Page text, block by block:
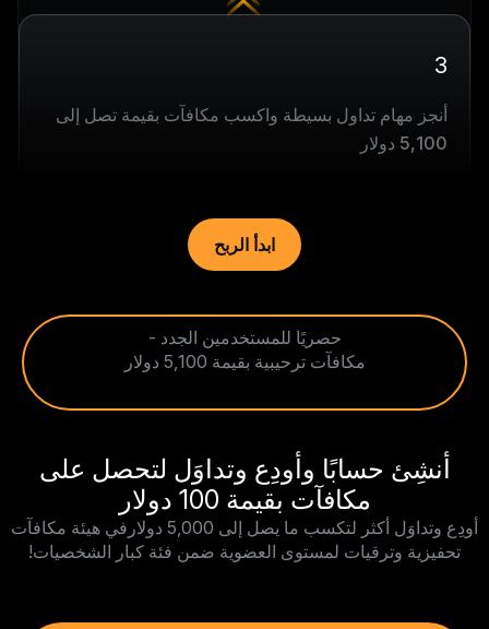
3
أنجز مهام تداول بسيطة واكسب مكافآت بقيمة تصل إلى
5,100 دولار
ابدأ الربح
حصريًا للمستخدمين الجدد -
مكافآت ترحيبية بقيمة 5,100 دولار
أنشِئ حسابًا وأودِع وتداوَل لتحصل على
مكافآت بقيمة 100 دولار
أودِع وتداوَل أكثر لتكسب ما يصل إلى 5,000 دولارفي هيئة مكافآت
تحفيزية وترقيات لمستوى العضوية ضمن فئة كبار الشخصيات!